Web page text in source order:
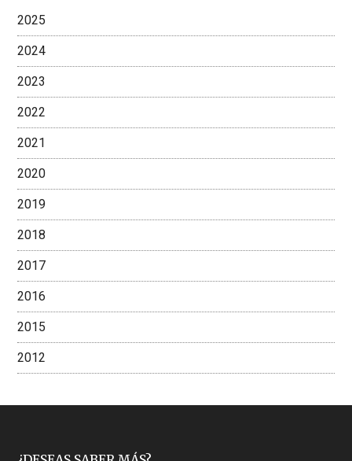
2025
2024
2023
2022
2021
2020
2019
2018
2017
2016
2015
2012